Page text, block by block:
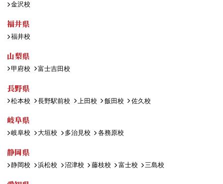
金沢校
福井県
福井校
山梨県
甲府校 富士吉田校
長野県
松本校 長野駅前校 上田校 飯田校 佐久校
岐阜県
岐阜校 大垣校 多治見校 各務原校
静岡県
静岡校 浜松校 沼津校 藤枝校 富士校 三島校